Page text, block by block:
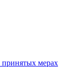
принятых мерах